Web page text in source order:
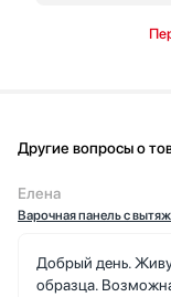
Другие вопросы о
Елена
Варочная панель с
Добрый день. Живу
образца.